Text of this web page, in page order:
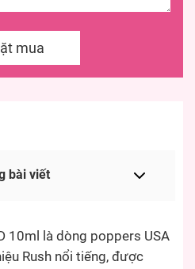
mua
bài viết
10ml là dòng poppers USA
Rush nổi tiếng, được